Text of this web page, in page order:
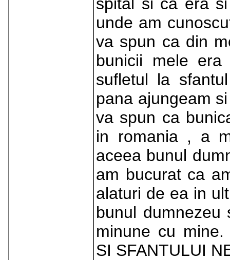
unde am
va spun ca din
bunicii mele
sufletul la
pana ajungeam
va spun ca
in romania , a
aceea bunul
am bucurat ca
alaturi de ea in
bunul dumnezeu
minune cu mine.
SI SFANTULUI